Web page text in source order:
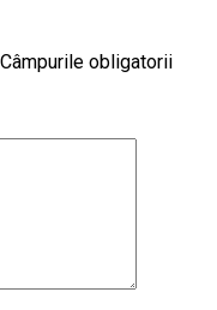
Câmpurile obligatorii